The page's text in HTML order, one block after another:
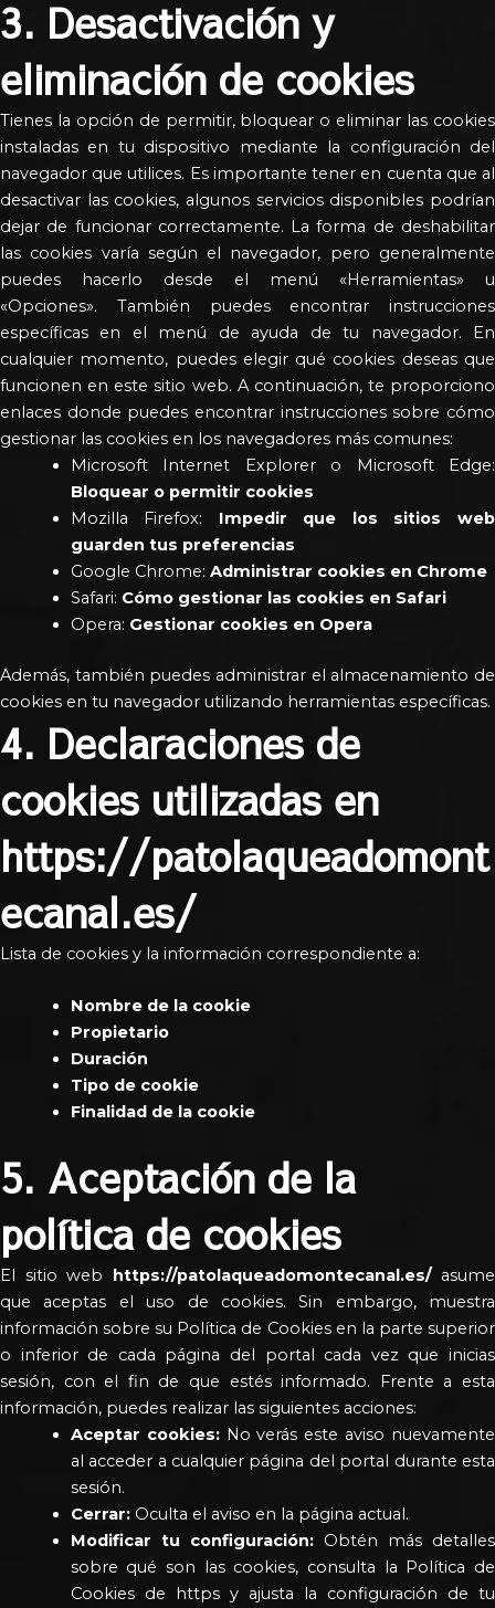
3. Desactivación y
eliminación de cookies
Tienes la opción de permitir, bloquear o eliminar las cookies
instaladas en tu dispositivo mediante la configuración del
navegador que utilices. Es importante tener en cuenta que al
desactivar las cookies, algunos servicios disponibles podrían
dejar de funcionar correctamente. La forma de deshabilitar
las cookies varía según el navegador, pero generalmente
puedes hacerlo desde el menú «Herramientas» u
«Opciones». También puedes encontrar instrucciones
específicas en el menú de ayuda de tu navegador. En
cualquier momento, puedes elegir qué cookies deseas que
funcionen en este sitio web. A continuación, te proporciono
enlaces donde puedes encontrar instrucciones sobre cómo
gestionar las cookies en los navegadores más comunes:
Microsoft Internet Explorer o Microsoft Edge:
Bloquear o permitir cookies
Mozilla Firefox: Impedir que los sitios web
guarden tus preferencias
Google Chrome: Administrar cookies en Chrome
Safari: Cómo gestionar las cookies en Safari
Opera: Gestionar cookies en Opera
Además, también puedes administrar el almacenamiento de
cookies en tu navegador utilizando herramientas específicas.
4. Declaraciones de
cookies utilizadas en
https://patolaqueadomont
ecanal.es/
Lista de cookies y la información correspondiente a:
Nombre de la cookie
Propietario
Duración
Tipo de cookie
Finalidad de la cookie
5. Aceptación de la
política de cookies
El sitio web https://patolaqueadomontecanal.es/asume
que aceptas el uso de cookies. Sin embargo, muestra
información sobre su Política de Cookies en la parte superior
o inferior de cada página del portal cada vez que inicias
sesión, con el fin de que estés informado. Frente a esta
información, puedes realizar las siguientes acciones:
Aceptar cookies:No verás este aviso nuevamente
al acceder a cualquier página del portal durante esta
sesión.
Cerrar:Oculta el aviso en la página actual.
Modificar tu configuración:Obtén más detalles
sobre qué son las cookies, consulta la Política de
Cookies de https y ajusta la configuración de tu